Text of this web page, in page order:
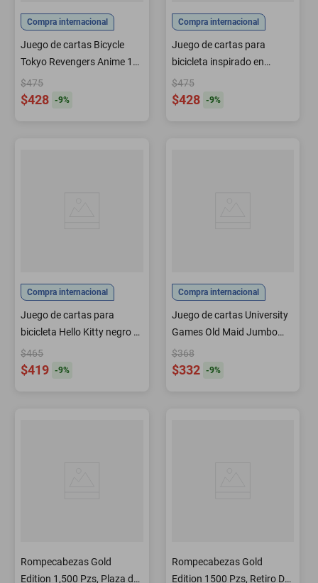
Compra internacional
Juego de cartas Bicycle
Tokyo Revengers Anime 1
Deck
$475
$428 -9%
Compra internacional
Juego de cartas para
bicicleta inspirado en
Disney Moana 1 baraja
$475
$428 -9%
Compra internacional
Juego de cartas para
bicicleta Hello Kitty negro y
rosa 1 baraja
$465
$419 -9%
Compra internacional
Juego de cartas University
Games Old Maid Jumbo
Size Kids 4+
$368
$332 -9%
Rompecabezas Gold
Edition 1,500 Pzs, Plaza del
Rompecabezas Gold
Edition 1500 Pzs, Retiro De